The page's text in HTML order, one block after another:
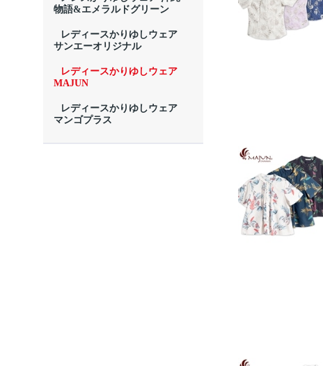
物語&エメラルドグリーン
レディースかりゆしウェア
サンエーオリジナル
レディースかりゆしウェア
MAJUN
レディースかりゆしウェア
マンゴプラス